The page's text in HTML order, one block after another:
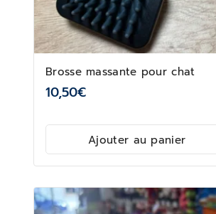
Brosse massante pour chat
10,50€
Ajouter au panier